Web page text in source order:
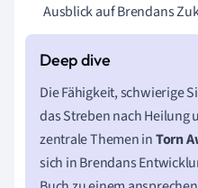
Ausblick auf Brendans
Die Fähigkeit, schwierige
das Streben nach
zentrale Themen inTorn
sich in Brendans